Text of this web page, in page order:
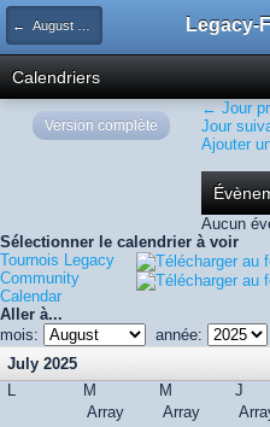
← August 2025
Calendriers
← Jour
Jour
Ajouter
Aucun
Sélectionner le calendrier à voir
Tournois Legacy
Community
Calendar
Aller à...
mois:
année:
July 2025
L
M M J
Array
Array
Version complète